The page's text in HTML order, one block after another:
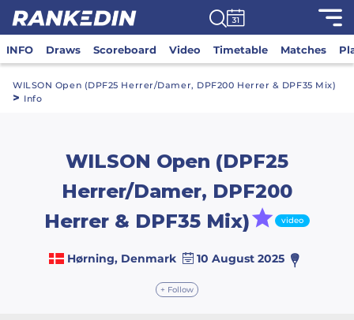
INFO Draws Scoreboard Video Timetable Matches
WILSON Open (DPF25 Herrer/Damer, DPF200 Herrer & DPF35 Mix)
> Info
WILSON Open (DPF25
Herrer/Damer, DPF200
Herrer & DPF35 Mix)
video
Hørning, Denmark 10 August 2025
+ Follow